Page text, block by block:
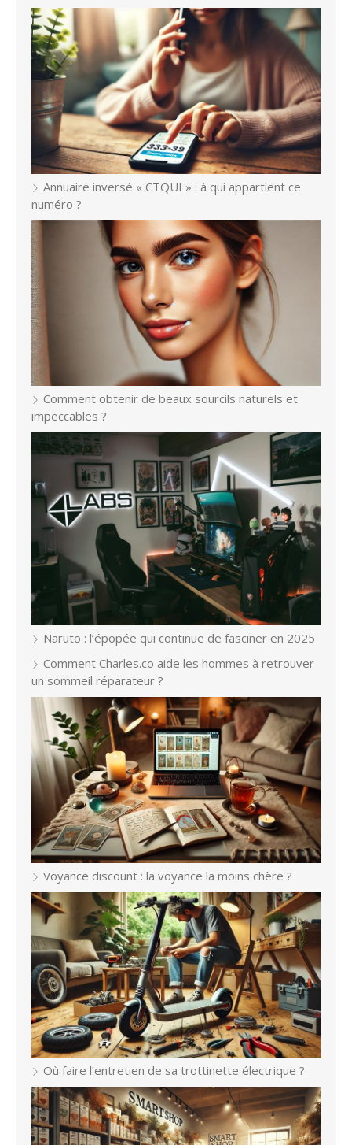
Annuaire inversé « CTQUI » : à qui appartient ce
numéro ?
Comment obtenir de beaux sourcils naturels et
impeccables ?
Naruto : l’épopée qui continue de fasciner en 2025
Comment Charles.co aide les hommes à retrouver
un sommeil réparateur ?
Voyance discount : la voyance la moins chère ?
Où faire l’entretien de sa trottinette électrique ?